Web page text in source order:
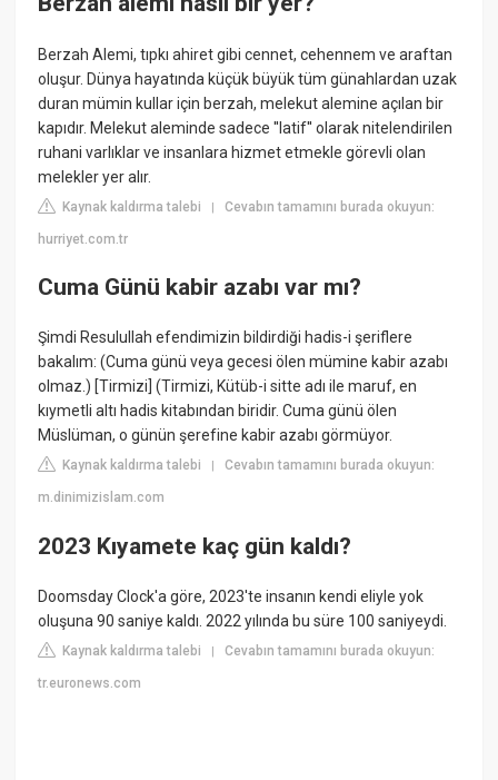
Berzah Alemi, tıpkı ahiret gibi cennet, cehennem ve araftan
oluşur. Dünya hayatında küçük büyük tüm günahlardan uzak
duran mümin kullar için berzah, melekut alemine açılan bir
kapıdır. Melekut aleminde sadece ''latif'' olarak nitelendirilen
ruhani varlıklar ve insanlara hizmet etmekle görevli olan
melekler yer alır.
Kaynak kaldırma talebi |Cevabın tamamını burada okuyun:
hurriyet.com.tr
Cuma Günü kabir azabı var mı?
Şimdi Resulullah efendimizin bildirdiği hadis-i şeriflere
bakalım: (Cuma günü veya gecesi ölen mümine kabir azabı
olmaz.) [Tirmizi] (Tirmizi, Kütüb-i sitte adı ile maruf, en
kıymetli altı hadis kitabından biridir. Cuma günü ölen
Müslüman, o günün şerefine kabir azabı görmüyor.
Kaynak kaldırma talebi |Cevabın tamamını burada okuyun:
m.dinimizislam.com
2023 Kıyamete kaç gün kaldı?
Doomsday Clock'a göre, 2023'te insanın kendi eliyle yok
oluşuna 90 saniye kaldı. 2022 yılında bu süre 100 saniyeydi.
Kaynak kaldırma talebi |Cevabın tamamını burada okuyun:
tr.euronews.com